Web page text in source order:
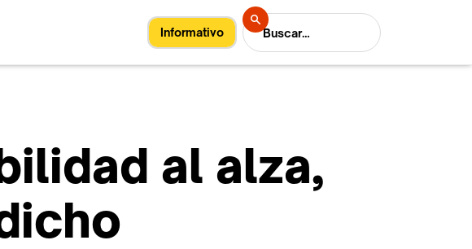
Informativo
al alza,